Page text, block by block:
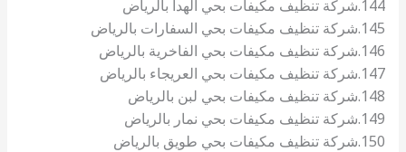
144.شركة تنظيف مكيفات بحي الهدا بالرياض
145.شركة تنظيف مكيفات بحي السفارات بالرياض
146.شركة تنظيف مكيفات بحي الفاخرية بالرياض
147.شركة تنظيف مكيفات بحي العريجاء بالرياض
148.شركة تنظيف مكيفات بحي لبن بالرياض
149.شركة تنظيف مكيفات بحي نمار بالرياض
150.شركة تنظيف مكيفات بحي طويق بالرياض